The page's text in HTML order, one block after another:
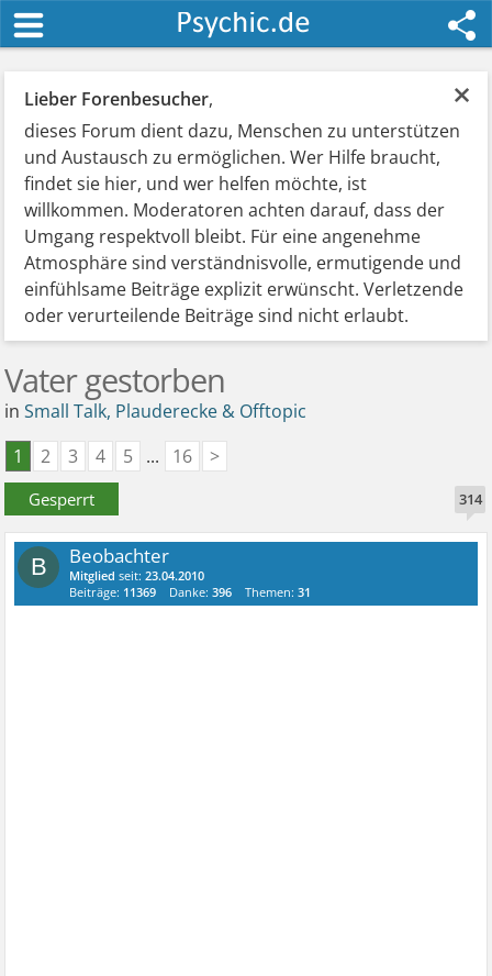
×
Lieber Forenbesucher,
dieses Forum dient dazu, Menschen zu unterstützen
und Austausch zu ermöglichen. Wer Hilfe braucht,
findet sie hier, und wer helfen möchte, ist
willkommen. Moderatoren achten darauf, dass der
Umgang respektvoll bleibt. Für eine angenehme
Atmosphäre sind verständnisvolle, ermutigende und
einfühlsame Beiträge explizit erwünscht. Verletzende
oder verurteilende Beiträge sind nicht erlaubt.
Vater gestorben
inSmall Talk, Plauderecke & Offtopic
1
2 3 4 5 ... 16 >
Gesperrt 314
B Beobachter
Mitglied seit:23.04.2010
Beiträge: 11369 Danke:396 Themen:31